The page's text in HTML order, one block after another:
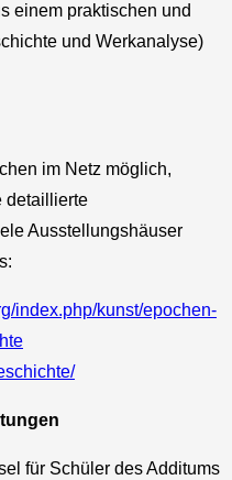
einem praktischen und
und Werkanalyse)
im Netz möglich,
detaillierte
Ausstellungshäuser
index.php/kunst/epochen-
für Schüler des Additums